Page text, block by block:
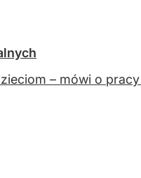
– mówi o